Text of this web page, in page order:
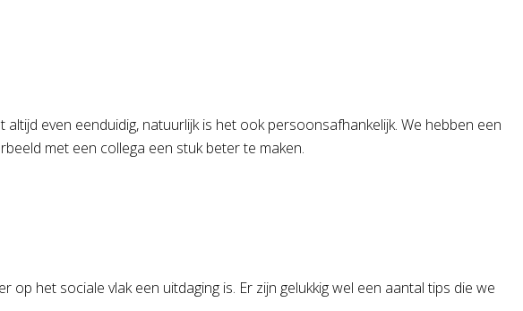
even eenduidig, natuurlijk is het ook persoonsafhankelijk. We hebben een
met een collega een stuk beter te maken.
het sociale vlak een uitdaging is. Er zijn gelukkig wel een aantal tips die we